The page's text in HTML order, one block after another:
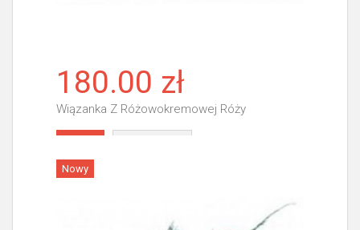
180.00 zł
Wiązanka Z Różowokremowej Róży
Nowy